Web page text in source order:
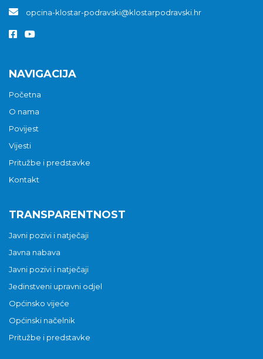
opcina-klostar-podravski@klostarpodravski.hr
NAVIGACIJA
Početna
O nama
Povijest
Vijesti
Pritužbe i predstavke
Kontakt
TRANSPARENTNOST
Javni pozivi i natječaji
Javna nabava
Javni pozivi i natječaji
Jedinstveni upravni odjel
Općinsko vijeće
Općinski načelnik
Pritužbe i predstavke